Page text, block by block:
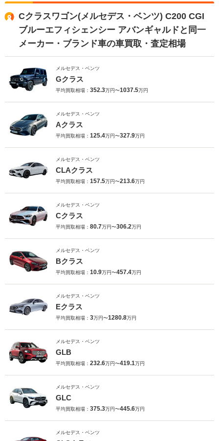
Cクラスワゴン(メルセデス・ベンツ) C200 CGI
ブルーエフィシェンシー アバンギャルドと同一
メーカー・ブランド車の車買取・査定相場
メルセデス・ベンツ
Gクラス
平均買取相場： 352.3万円〜1037.5万円
メルセデス・ベンツ
Aクラス
平均買取相場： 125.4万円〜327.9万円
メルセデス・ベンツ
CLAクラス
平均買取相場： 157.5万円〜213.6万円
メルセデス・ベンツ
Cクラス
平均買取相場： 80.7万円〜306.2万円
メルセデス・ベンツ
Bクラス
平均買取相場： 10.9万円〜457.4万円
メルセデス・ベンツ
Eクラス
平均買取相場： 3万円〜1280.8万円
メルセデス・ベンツ
GLB
平均買取相場： 232.6万円〜419.1万円
メルセデス・ベンツ
GLC
平均買取相場： 375.3万円〜445.6万円
メルセデス・ベンツ